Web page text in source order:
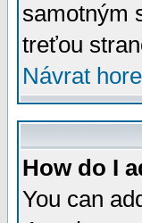
samotným
treťou
Návrat hore
How do I
You can